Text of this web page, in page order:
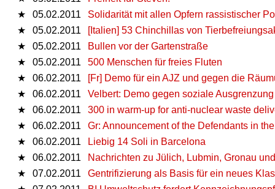
★
05.02.2011
Solidarität mit allen Opfern rassistischer
★
05.02.2011
[Italien] 53 Chinchillas von
★
05.02.2011
Bullen vor der Gartenstraße
★
05.02.2011
500 Menschen für freies Fluten
★
06.02.2011
[Fr] Demo für ein AJZ und gegen die
★
06.02.2011
Velbert: Demo gegen soziale Ausgrenzung
★
06.02.2011
300 in warm-up for anti-nuclear waste
★
06.02.2011
Gr: Announcement of the Defendants in
★
06.02.2011
Liebig 14 Soli in Barcelona
★
06.02.2011
Nachrichten zu Jülich, Lubmin, Gronau
★
07.02.2011
Gentrifizierung als Basis für ein neues